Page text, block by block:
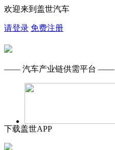
欢迎来到盖世汽车
请登录 免费注册
—— 汽车产业链供需平台 ——
下载盖世APP